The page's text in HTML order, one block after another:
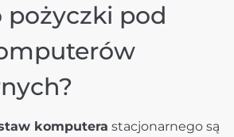
pożyczki pod
komputera stacjonarnego są